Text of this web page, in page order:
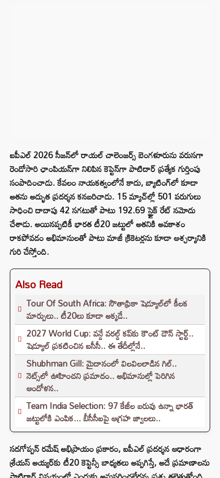
ఐపీఎల్ 2026 సీజన్‌లో రాయల్ చాలెంజర్స్ బెంగళూరును వరుసగా
రెండోసారి ఛాంపియన్‌గా నిలిపిన కెప్టెన్‌గా పాటిదార్ ప్రత్యేక గుర్తింపు
సంపాదించాడు. కేవలం నాయకత్వంలోనే కాదు, బ్యాటింగ్‌లో కూడా
అతను అద్భుత ప్రదర్శన కనబరిచాడు. 15 మ్యాచ్‌ల్లో 501 పరుగులు
సాధించి దాదాపు 42 సగటుతో పాటు 192.69 స్ట్రైక్ రేట్ నమోదు
చేశాడు. అయినప్పటికీ భారత టీ20 జట్టులో అతనికి అవకాశం
రాకపోవడం అభిమానులతో పాటు మాజీ క్రికెటర్లను కూడా ఆశ్చర్యానికి
గురి చేస్తోంది.
Also Read
Tour Of South Africa: సౌతాఫ్రికా షెడ్యూల్‌లో కీలక
మార్పులు.. టీ20లు కూడా అక్కడే..
2027 World Cup: వన్డే వరల్డ్ కప్‌కు కౌంట్ డౌన్ స్టార్ట్..
షెడ్యూల్ ప్రకటించిన ఐసీసీ.. ఈ తేదీల్లోనే..
Shubhman Gill: మైదానంలో విలవిలలాడిన గిల్..
నెట్స్‌లో ఊహించని ప్రమాదం.. అభిమానుల్లో పెరిగిన
ఆందోళన..
Team India Selection: 97 కేజీల బరువు ఉన్నా భారత్
జట్టులోకి ఎంపిక... బీసీసీఐపై ఆగ్రహ జ్వాలలు..
సదగోప్పన్ రమేష్ అభిప్రాయం ప్రకారం, ఐపీఎల్ ప్రదర్శన ఆధారంగా
శ్రేయస్ అయ్యర్‌కు టీ20 కెప్టెన్సీ బాధ్యతలు అప్పగిస్తే, అదే ప్రమాణాలను